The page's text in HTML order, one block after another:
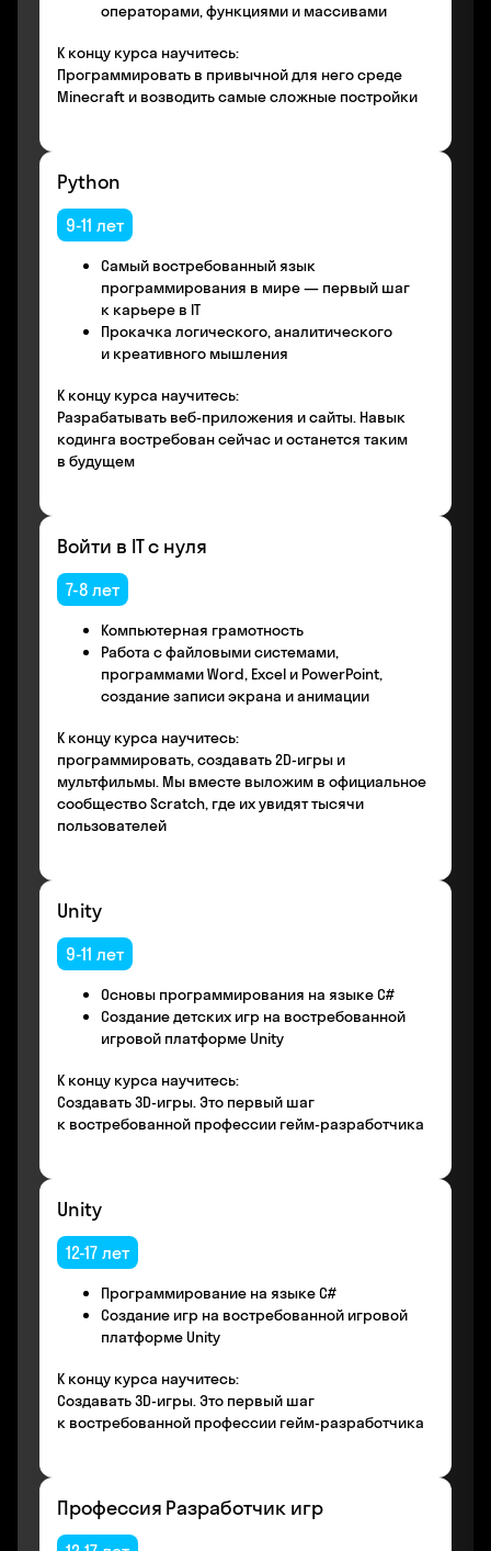
операторами, функциями и массивами
К концу курса научитесь:
Программировать в привычной для него среде
Minecraft и возводить самые сложные постройки
Python
9-11 лет
Самый востребованный язык
программирования в мире — первый шаг
к карьере в IT
Прокачка логического, аналитического
и креативного мышления
К концу курса научитесь:
Разрабатывать веб-приложения и сайты. Навык
кодинга востребован сейчас и останется таким
в будущем
Войти в IT с нуля
7-8 лет
Компьютерная грамотность
Работа с файловыми системами,
программами Word, Excel и PowerPoint,
создание записи экрана и анимации
К концу курса научитесь:
программировать, создавать 2D-игры и
мультфильмы. Мы вместе выложим в официальное
сообщество Scratch, где их увидят тысячи
пользователей
Unity
9-11 лет
Основы программирования на языке С#
Создание детских игр на востребованной
игровой платформе Unity
К концу курса научитесь:
Создавать 3D-игры. Это первый шаг
к востребованной профессии гейм-разработчика
Unity
12-17 лет
Программирование на языке С#
Создание игр на востребованной игровой
платформе Unity
К концу курса научитесь:
Создавать 3D-игры. Это первый шаг
к востребованной профессии гейм-разработчика
Профессия Разработчик игр